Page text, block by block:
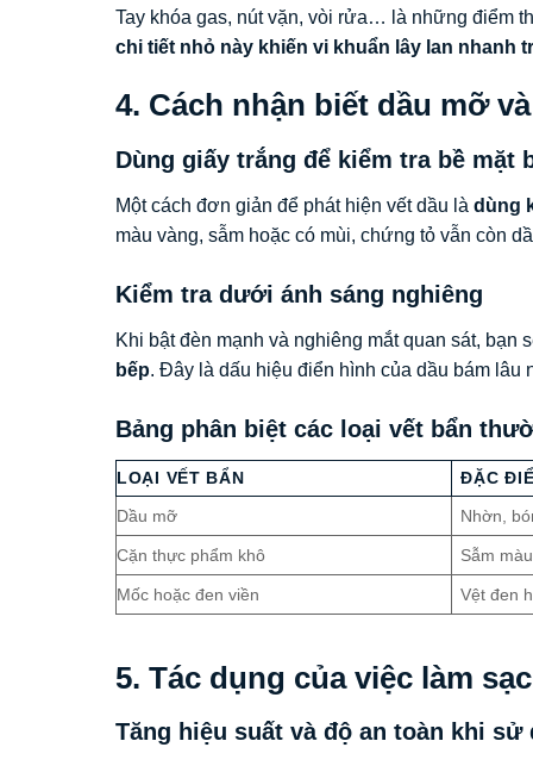
Tay khóa gas, nút vặn, vòi rửa… là những điểm
chi tiết nhỏ này khiến vi khuẩn lây lan nhanh
4. Cách nhận biết dầu mỡ
Dùng giấy trắng để kiểm tra bề mặt
Một cách đơn giản để phát hiện vết dầu là dùng
màu vàng, sẫm hoặc có mùi, chứng tỏ vẫn còn
Kiểm tra dưới ánh sáng nghiêng
Khi bật đèn mạnh và nghiêng mắt quan sát, bạn
bếp. Đây là dấu hiệu điển hình của dầu bám lâu
Bảng phân biệt các loại vết bẩn
LOẠI VẾT BẨN
ĐẶC
Dầu mỡ
Nhờn,
Cặn thực phẩm khô Sẫm
Mốc hoặc đen viền Vệt đen
5. Tác dụng của việc làm
Tăng hiệu suất và độ an toàn khi sử